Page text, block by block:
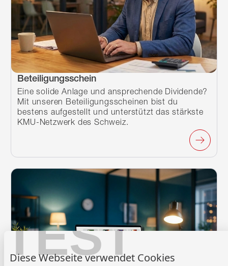
TEST
Diese Webseite verwendet Cookies
Beteiligungsschein
Eine solide Anlage und ansprechende Dividende?
Mit unseren Beteiligungsscheinen bist du
bestens aufgestellt und unterstützt das stärkste
KMU-Netzwerk des Schweiz.